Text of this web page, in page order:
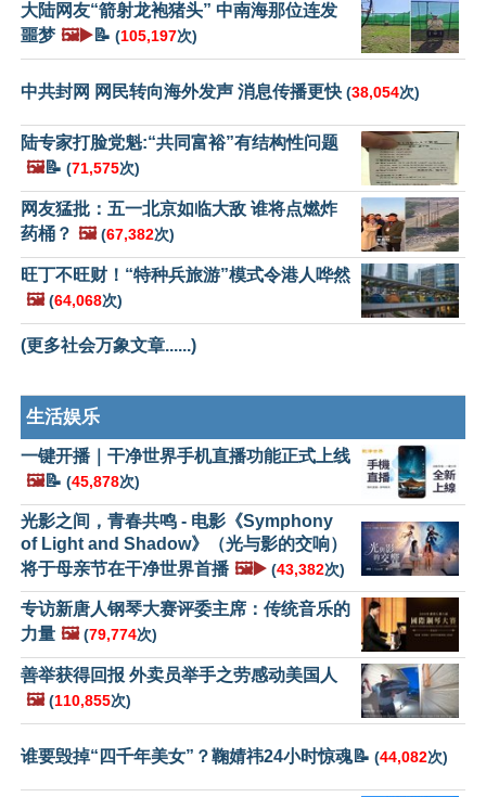
大陆网友“箭射龙袍猪头” 中南海那位连发
噩梦 🖼️▶️📝 (105,197次)
中共封网 网民转向海外发声 消息传播更快 (38,054次)
陆专家打脸党魁:“共同富裕”有结构性问题
🖼️📝 (71,575次)
网友猛批：五一北京如临大敌 谁将点燃炸
药桶？ 🖼️ (67,382次)
旺丁不旺财！“特种兵旅游”模式令港人哗然
🖼️ (64,068次)
(更多社会万象文章......)
生活娱乐
一键开播｜干净世界手机直播功能正式上线
🖼️📝 (45,878次)
光影之间，青春共鸣 - 电影《Symphony
of Light and Shadow》（光与影的交响）
将于母亲节在干净世界首播 🖼️▶️ (43,382次)
专访新唐人钢琴大赛评委主席：传统音乐的
力量 🖼️ (79,774次)
善举获得回报 外卖员举手之劳感动美国人
🖼️ (110,855次)
谁要毁掉“四千年美女”？鞠婧祎24小时惊魂📝 (44,082次)